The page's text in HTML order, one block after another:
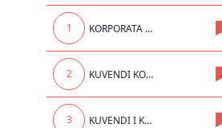
1 KORPORATA ENERGJETIKE E KOSOVES sh.a.
2 KUVENDI KOMUNAL
3 KUVENDI I KOMUNES SE PRISHTINES